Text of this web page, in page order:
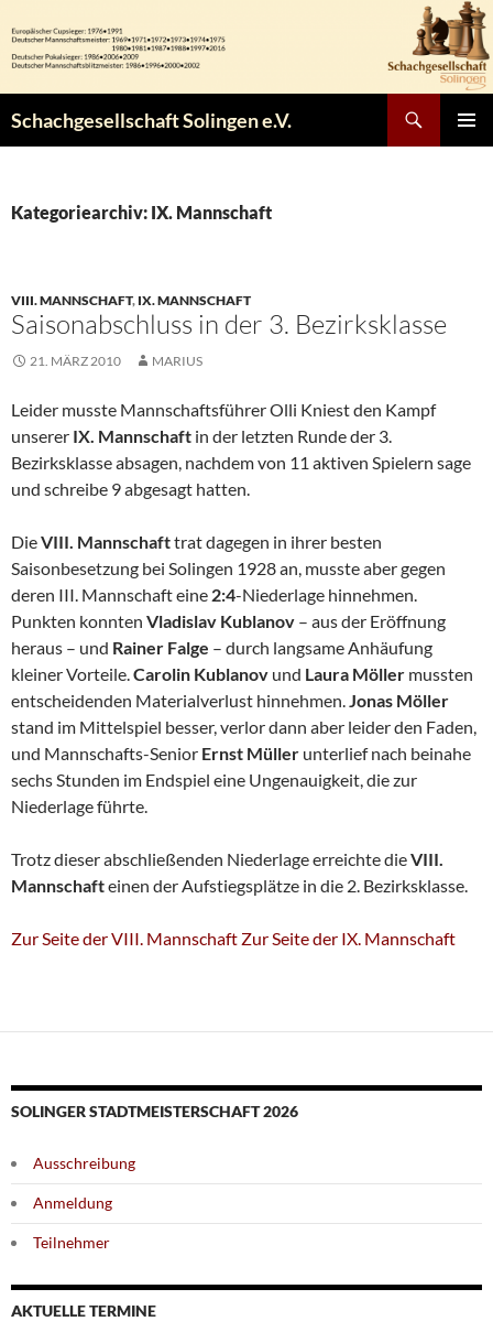
Inhalt
springen
Schachgesellschaft Solingen e.V.
Kategoriearchiv: IX. Mannschaft
VIII. MANNSCHAFT, IX. MANNSCHAFT
Saisonabschluss in der 3. Bezirksklasse
21. MÄRZ 2010 MARIUS
Leider musste Mannschaftsführer Olli Kniest den Kampf
unserer IX. Mannschaft in der letzten Runde der 3.
Bezirksklasse absagen, nachdem von 11 aktiven Spielern sage
und schreibe 9 abgesagt hatten.
DieVIII. Mannschafttrat dagegen in ihrer besten
Saisonbesetzung bei Solingen 1928 an, musste aber gegen
deren III. Mannschaft eine 2:4-Niederlage hinnehmen.
Punkten konnten Vladislav Kublanov – aus der Eröffnung
heraus – und Rainer Falge – durch langsame Anhäufung
kleiner Vorteile.Carolin Kublanov und Laura Möller mussten
entscheidenden Materialverlust hinnehmen.Jonas Möller
stand im Mittelspiel besser, verlor dann aber leider den Faden,
und Mannschafts-Senior Ernst Müller unterlief nach beinahe
sechs Stunden im Endspiel eine Ungenauigkeit, die zur
Niederlage führte.
Trotz dieser abschließenden Niederlage erreichte dieVIII.
Mannschafteinen der Aufstiegsplätze in die 2. Bezirksklasse.
Zur Seite der VIII. Mannschaft Zur Seite der IX. Mannschaft
SOLINGER STADTMEISTERSCHAFT 2026
Ausschreibung
Anmeldung
Teilnehmer
AKTUELLE TERMINE